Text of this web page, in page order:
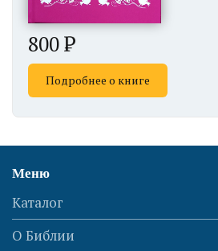
800
Подробнее о книге
Меню
Каталог
О Библии